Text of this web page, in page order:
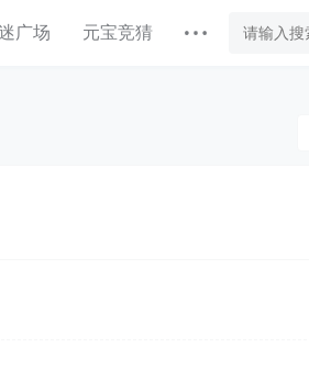
广场 元宝竞猜